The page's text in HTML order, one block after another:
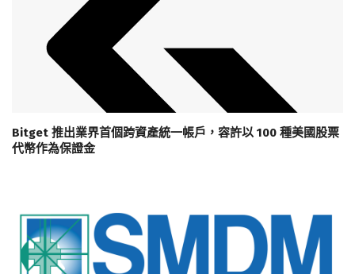
Bitget 推出業界首個跨資產統一帳戶，容許以 100 種美國股票
代幣作為保證金